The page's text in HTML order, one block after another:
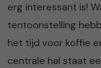
erg interessant is!
tentoonstelling
het tijd voor koffie
centrale hal staat